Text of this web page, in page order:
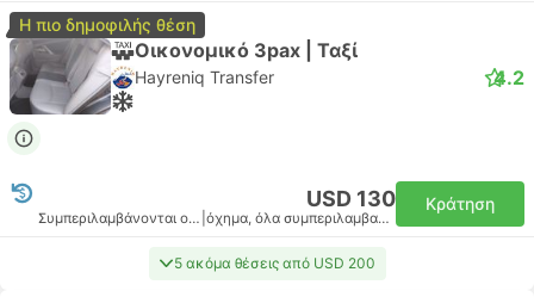
Η πιο δημοφιλής θέση
Οικονομικό 3pax | Ταξί
Hayreniq Transfer 4.2
USD 130
Συμπεριλαμβάνονται οι φόροι όχημα, όλα συμπεριλαμβανομένου
Κράτηση
5 ακόμα θέσεις από USD 200